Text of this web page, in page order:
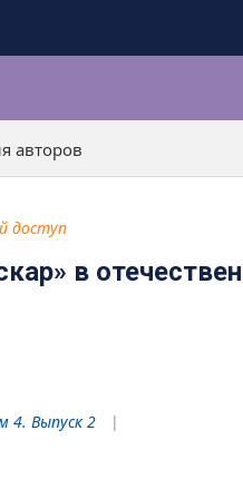
авторов
доступ
в
4. Выпуск 2